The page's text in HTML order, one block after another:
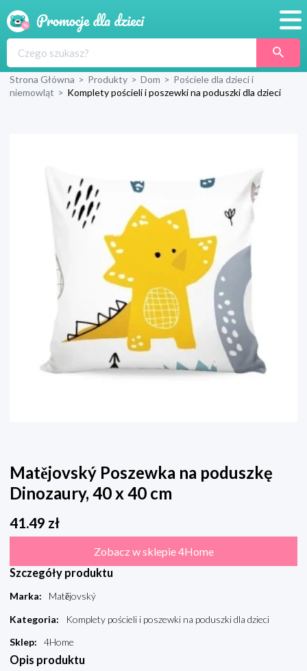
Produkty
Wyprawka
Strona Główna > Produkty > Dom > Pościele dla dzieci i
niemowląt > Komplety pościeli i poszewki na poduszki dla dzieci
Matějovský Poszewka na poduszkę
Dinozaury, 40 x 40 cm
41.49 zł
Zobacz w sklepie 4Home
Szczegóły produktu
Marka:
Matějovský
Kategoria:
Komplety pościeli i poszewki na poduszki dla dzieci
Sklep: 4Home
Opis produktu